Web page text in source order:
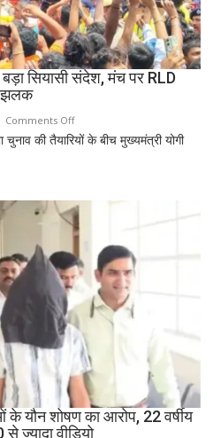
‘जैसे
बम
फटा
हो’
बड़ा सियासी संदेश, मंच पर RLD
झलक
Comments Offon
कांवड़ियों
योगी
का
बड़ा
सियासी
संदेश,
मंच
पर
RLD
नेताओं
साथ
दिखी
की तैयारियों के बीच मुख्यमंत्री योगी
के यौन शोषण का आरोप, 22 वर्षीय
ज्यादा वीडियो